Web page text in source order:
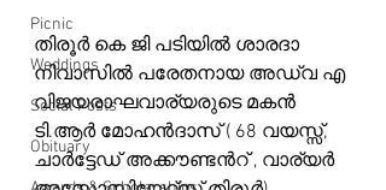
Picnic
Weddings
Social Posts
Obituary
തിരൂർ കെ ജി പടിയിൽ ശാരദാ
നിവാസിൽ പരേതനായ അഡ്വ എ
വിജയരാഘവാര്യരുടെ മകൻ
ടി.ആർ മോഹൻദാസ് ( 68 വയസ്സ്,
ചാർട്ടേഡ് അക്കൗണ്ടൻറ് , വാര്യർ